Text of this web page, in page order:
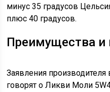
минус 35 градусов
плюс 40 градусов.
Преимущества и
Заявления
говорят о Ликви Моли